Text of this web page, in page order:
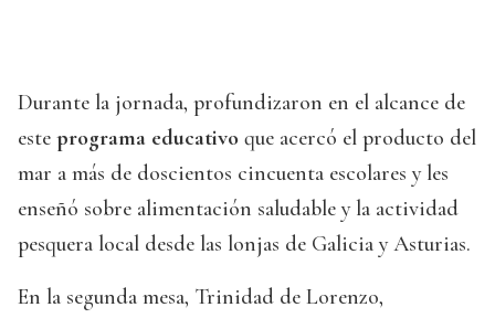
Durante la jornada, profundizaron en el alcance de
este programa educativo que acercó el producto del
mar a más de doscientos cincuenta escolares y les
enseñó sobre alimentación saludable y la actividad
pesquera local desde las lonjas de Galicia y Asturias.
En la segunda mesa, Trinidad de Lorenzo,